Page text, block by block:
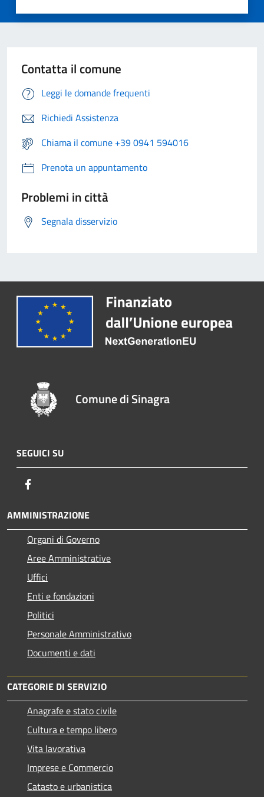
Contatta il comune
Leggi le domande frequenti
Richiedi Assistenza
Chiama il comune +39 0941 594016
Prenota un appuntamento
Problemi in città
Segnala disservizio
Comune di Sinagra
SEGUICI SU
AMMINISTRAZIONE
Organi di Governo
Aree Amministrative
Uffici
Enti e fondazioni
Politici
Personale Amministrativo
Documenti e dati
CATEGORIE DI SERVIZIO
Anagrafe e stato civile
Cultura e tempo libero
Vita lavorativa
Imprese e Commercio
Catasto e urbanistica